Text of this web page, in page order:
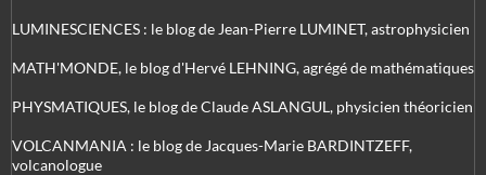
LUMINESCIENCES : le blog de Jean-Pierre LUMINET, astrophysicien
MATH'MONDE, le blog d'Hervé LEHNING, agrégé de mathématiques
PHYSMATIQUES, le blog de Claude ASLANGUL, physicien théoricien
VOLCANMANIA : le blog de Jacques-Marie BARDINTZEFF,
volcanologue